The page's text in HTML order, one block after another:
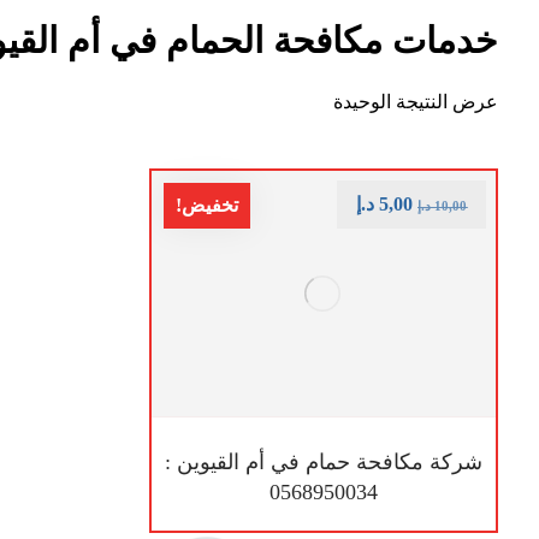
خدمات مكافحة الحمام في أم
عرض النتيجة الوحيدة
تخفيض!
شركة مكافحة حمام في أم القيوين :
0568950034
10,00 د.إ 5,00 د.إ